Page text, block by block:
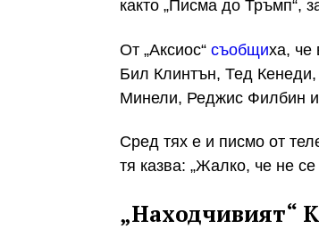
както „Писма до Тръмп“,
От „Аксиос“ съобщиха, че
Бил Клинтън, Тед
Минели, Реджис Филбин
Сред тях е и писмо от
тя казва: „Жалко, че не
„Находчивият“